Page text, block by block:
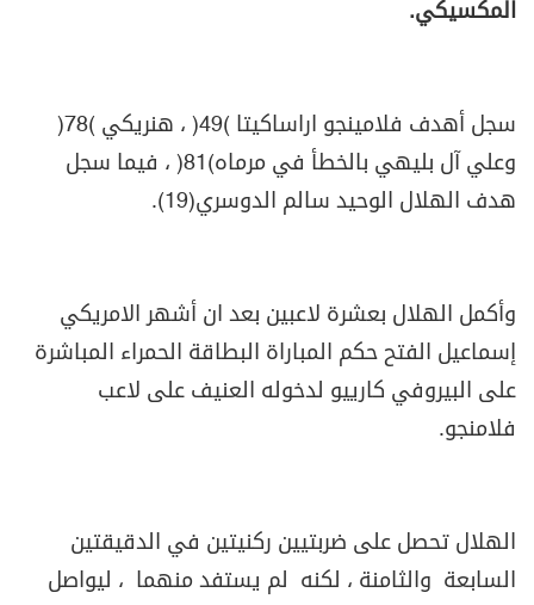
المكسيكي.
سجل أهدف فلامينجو اراساكيتا (49) ، هنريكي (78)
وعلي آل بليهي بالخطأ في مرماه(81) ، فيما سجل
هدف الهلال الوحيد سالم الدوسري(19)
.
وأكمل الهلال بعشرة لاعبين بعد ان أشهر الامريكي
إسماعيل الفتح حكم المباراة البطاقة الحمراء المباشرة
على البيروفي كارييو لدخوله العنيف على لاعب
فلامنجو.
الهلال تحصل على ضربتيين ركنيتين في الدقيقتين
السابعة والثامنة ، لكنه لم يستفد منهما ، ليواصل